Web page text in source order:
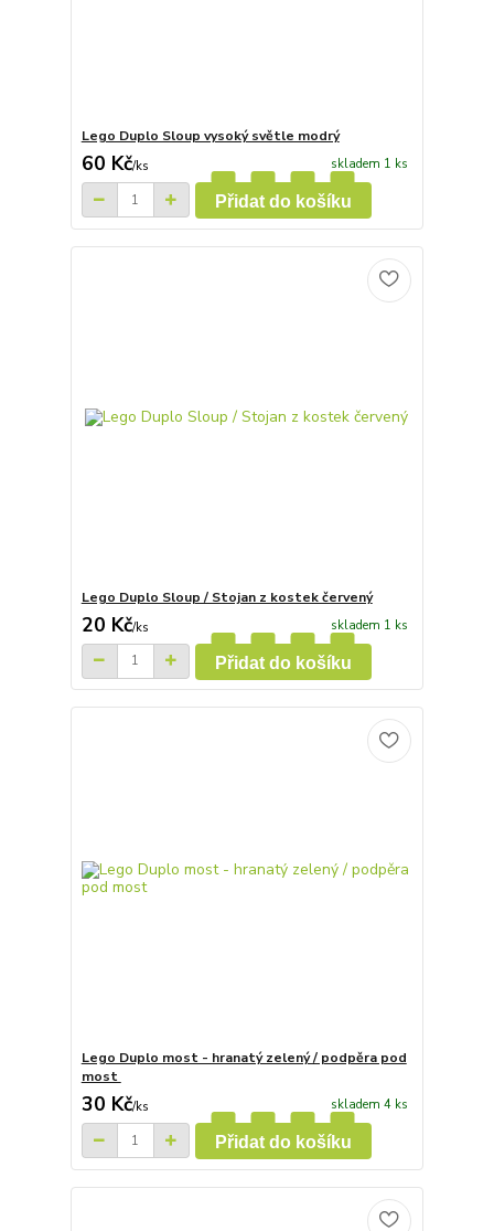
Lego Duplo Sloup vysoký světle modrý
60 Kč/ks skladem 1 ks
Přidat do košíku
Lego Duplo Sloup / Stojan z kostek červený
20 Kč/ks skladem 1 ks
Přidat do košíku
Lego Duplo most - hranatý zelený / podpěra pod
most
30 Kč/ks skladem 4 ks
Přidat do košíku